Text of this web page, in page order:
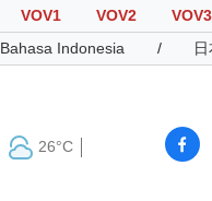
VOV1 VOV2 VOV3
Bahasa Indonesia /
26°C